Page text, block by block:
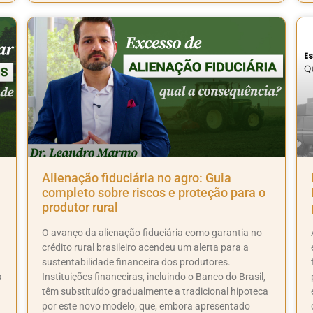
Alienação fiduciária no agro: Guia
completo sobre riscos e proteção para o
produtor rural
O avanço da alienação fiduciária como garantia no
crédito rural brasileiro acendeu um alerta para a
sustentabilidade financeira dos produtores.
Instituições financeiras, incluindo o Banco do Brasil,
têm substituído gradualmente a tradicional hipoteca
por este novo modelo, que, embora apresentado